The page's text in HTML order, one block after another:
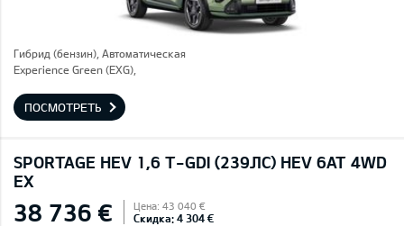
Гибрид (бензин), Автоматическая
Experience Green (EXG),
ПОСМОТРЕТЬ
SPORTAGE HEV 1,6 T-GDI (239ЛС) HEV 6AT 4WD
EX
38 736 € Цена: 43 040 €
Скидка: 4 304 €